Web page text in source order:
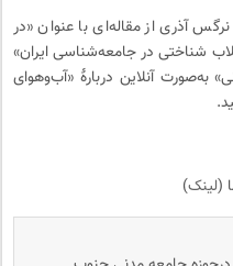
آذری از مقاله‌ای با عنوان «در
شناختی در جامعه‌شناسی ایران»
به‌صورت آنلاین دربارهٔ «آب‌وهوای
(لینک)